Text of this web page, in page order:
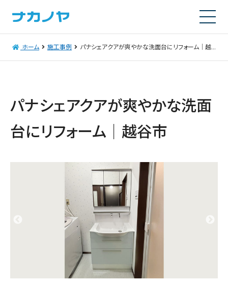
ホーム 施工事例 パナシェアクアが爽やかな洗面台にリフォーム｜越谷市
パナシェアクアが爽やかな洗面
台にリフォーム｜越谷市